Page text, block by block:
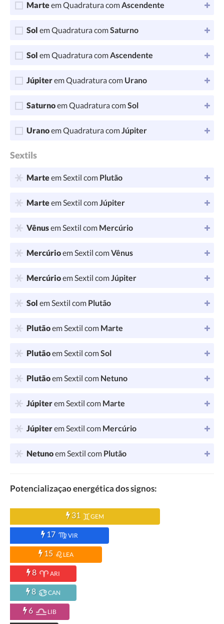
Marteem Quadratura comAscendente
Sol em Quadratura comSaturno
Sol em Quadratura comAscendente
Júpiterem Quadratura com Urano
Saturnoem Quadratura comSol
Uranoem Quadratura comJúpiter
Sextils
Marteem Sextil com Plutão
Marteem Sextil comJúpiter
Vênusem Sextil com Mercúrio
Mercúrioem Sextil comVênus
Mercúrioem Sextil comJúpiter
Sol em Sextil com Plutão
Plutãoem Sextil com Marte
Plutãoem Sextil comSol
Plutãoem Sextil com Netuno
Júpiterem Sextil com Marte
Júpiterem Sextil com Mercúrio
Netunoem Sextil com Plutão
Potencializaçao energética dos signos:
31 GEM
17 VIR
15 LEA
8 ARI
8 CAN
6 LIB